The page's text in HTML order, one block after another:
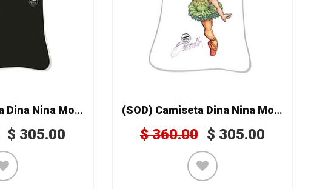
(SOD) Camiseta Dina Nina Mod. 140
$ 305.00
(SOD) Camiseta Dina Nina Mod. 155
$360.00 $ 305.00